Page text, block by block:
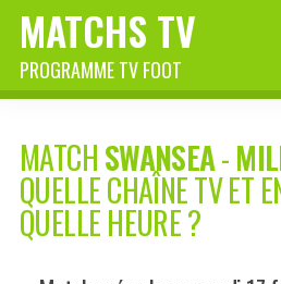
MATCHS TV
PROGRAMME TV FOOT
MATCHSWANSEA-
QUELLE CHAÎNE TV ET
QUELLE HEURE ?